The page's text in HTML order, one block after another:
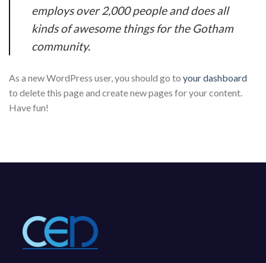
employs over 2,000 people and does all
kinds of awesome things for the Gotham
community.
As a new WordPress user, you should go to your dashboard
to delete this page and create new pages for your content.
Have fun!